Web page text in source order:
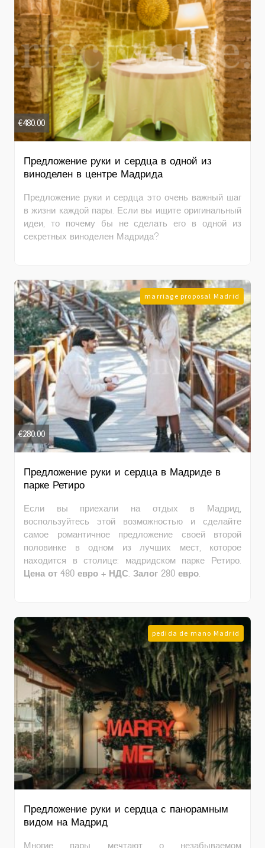
€480.00
Предложение руки и сердца в одной из
виноделен в центре Мадрида
Предложение руки и сердца это очень важный шаг
в жизни каждой пары. Если вы ищите оригинальный
идеи, то почему бы не сделать его в одной из
секретных виноделен Мадрида?
€280.00
marriage proposal Madrid
Предложение руки и сердца в Мадриде в
парке Ретиро
Если вы приехали на отдых в Мадрид,
воспользуйтесь этой возможностью и сделайте
самое романтичное предложение своей второй
половинке в одном из лучших мест, которое
находится в столице: мадридском парке Ретиро.
Цена от 480 евро + НДС. Залог 280 евро.
pedida de mano Madrid
Предложение руки и сердца с панорамным
видом на Мадрид
Многие пары мечтают о незабываемом